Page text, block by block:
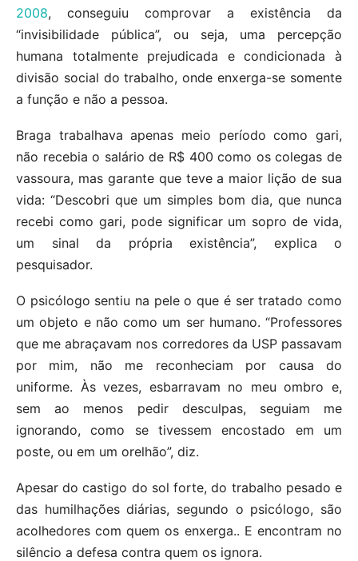
2008, conseguiu comprovar a existência da
“invisibilidade pública”, ou seja, uma percepção
humana totalmente prejudicada e condicionada à
divisão social do trabalho, onde enxerga-se somente
a função e não a pessoa.
Braga trabalhava apenas meio período como gari,
não recebia o salário de R$ 400 como os colegas de
vassoura, mas garante que teve a maior lição de sua
vida: “Descobri que um simples bom dia, que nunca
recebi como gari, pode significar um sopro de vida,
um sinal da própria existência”, explica o
pesquisador.
O psicólogo sentiu na pele o que é ser tratado como
um objeto e não como um ser humano. “Professores
que me abraçavam nos corredores da USP passavam
por mim, não me reconheciam por causa do
uniforme. Às vezes, esbarravam no meu ombro e,
sem ao menos pedir desculpas, seguiam me
ignorando, como se tivessem encostado em um
poste, ou em um orelhão”, diz.
Apesar do castigo do sol forte, do trabalho pesado e
das humilhações diárias, segundo o psicólogo, são
acolhedores com quem os enxerga.. E encontram no
silêncio a defesa contra quem os ignora.